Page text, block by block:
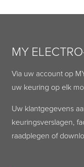
MY
Via uw account op
uw keuring op elk
Uw klantgegevens
keuringsverslagen,
raadplegen of